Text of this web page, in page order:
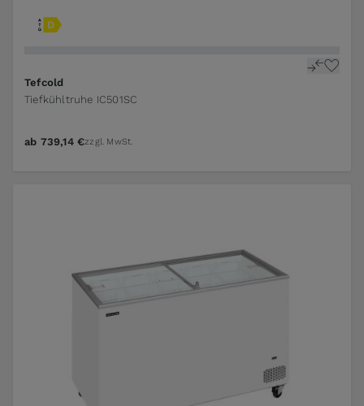
Tefcold
Tiefkühltruhe IC501SC
ab 739,14 €zzgl. MwSt.